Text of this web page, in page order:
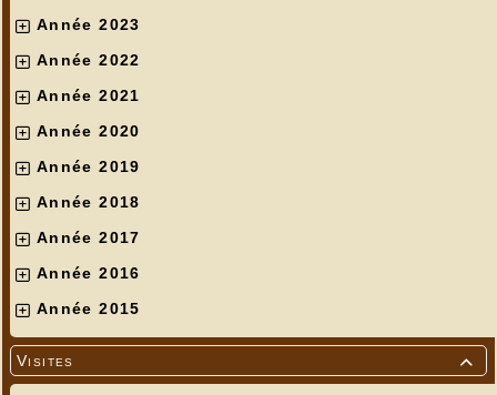
Année 2023
Année 2022
Année 2021
Année 2020
Année 2019
Année 2018
Année 2017
Année 2016
Année 2015

Visites